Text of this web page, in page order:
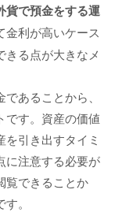
貨で預金をする運
金利が高いケース
きる点が大きなメ
あることから、
です。資産の価値
引き出すタイミ
に注意する必要が
覧できることか
す。